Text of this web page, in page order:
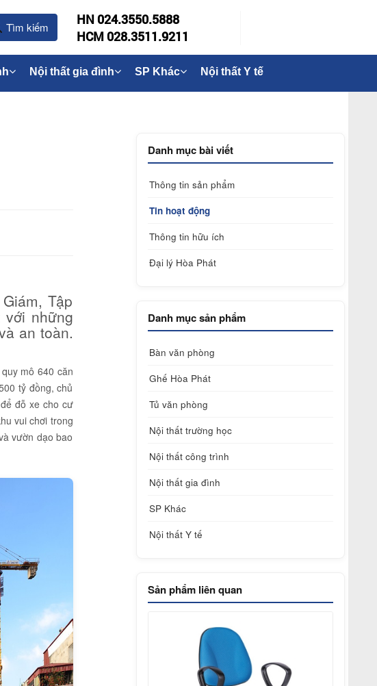
Tìm kiếm
HN 024.3550.5888
HCM 028.3511.9211
Nội thất gia đình SP Khác Nội thất Y tế
Tập
với những
an toàn.
mô 640 căn
tỷ đồng, chủ
đỗ xe cho cư
vui chơi trong
vườn dạo bao
Danh mục bài viết
Thông tin sản phẩm
Tin hoạt động
Thông tin hữu ích
Đại lý Hòa Phát
Danh mục sản phẩm
Bàn văn phòng
Ghế Hòa Phát
Tủ văn phòng
Nội thất trường học
Nội thất công trình
Nội thất gia đình
SP Khác
Nội thất Y tế
Sản phẩm liên quan